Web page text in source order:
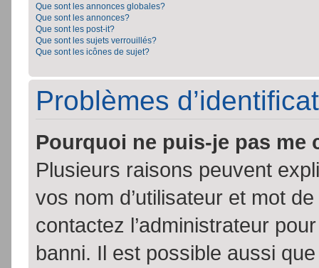
Que sont les annonces globales?
Que sont les annonces?
Que sont les post-it?
Que sont les sujets verrouillés?
Que sont les icônes de sujet?
Problèmes
Pourquoi ne puis-je pas me
Plusieurs raisons peuvent
vos nom d’utilisateur et mot
contactez l’administrateur
banni. Il est possible aussi